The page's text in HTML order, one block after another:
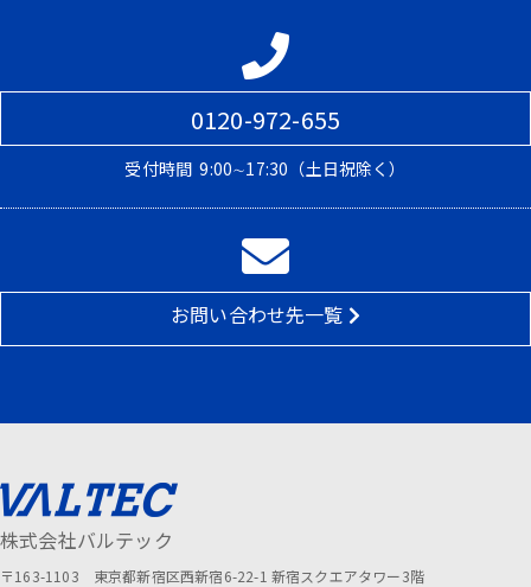
0120-972-655
受付時間 9:00∼17:30（土日祝除く）
お問い合わせ先一覧
株式会社バルテック
〒163-1103 東京都新宿区西新宿6-22-1 新宿スクエアタワー3階